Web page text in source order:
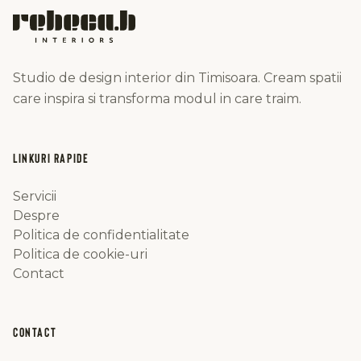
Studio de design interior din Timisoara. Cream spatii
care inspira si transforma modul in care traim.
LINKURI RAPIDE
Servicii
Despre
Politica de confidentialitate
Politica de cookie-uri
Contact
CONTACT